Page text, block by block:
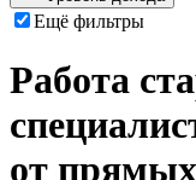
Ещё фильтры
Работа
от прямых